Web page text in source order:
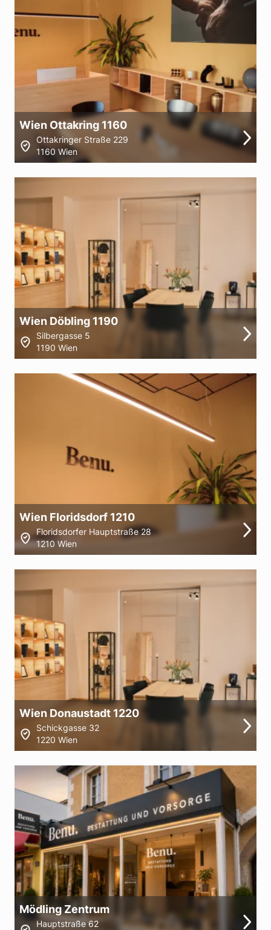
Wien Ottakring 1160
Ottakringer Straße 229
1160 Wien
Wien Döbling 1190
Silbergasse 5
1190 Wien
Wien Floridsdorf 1210
Floridsdorfer Hauptstraße 28
1210 Wien
Wien Donaustadt 1220
Schickgasse 32
1220 Wien
Mödling Zentrum
Hauptstraße 62